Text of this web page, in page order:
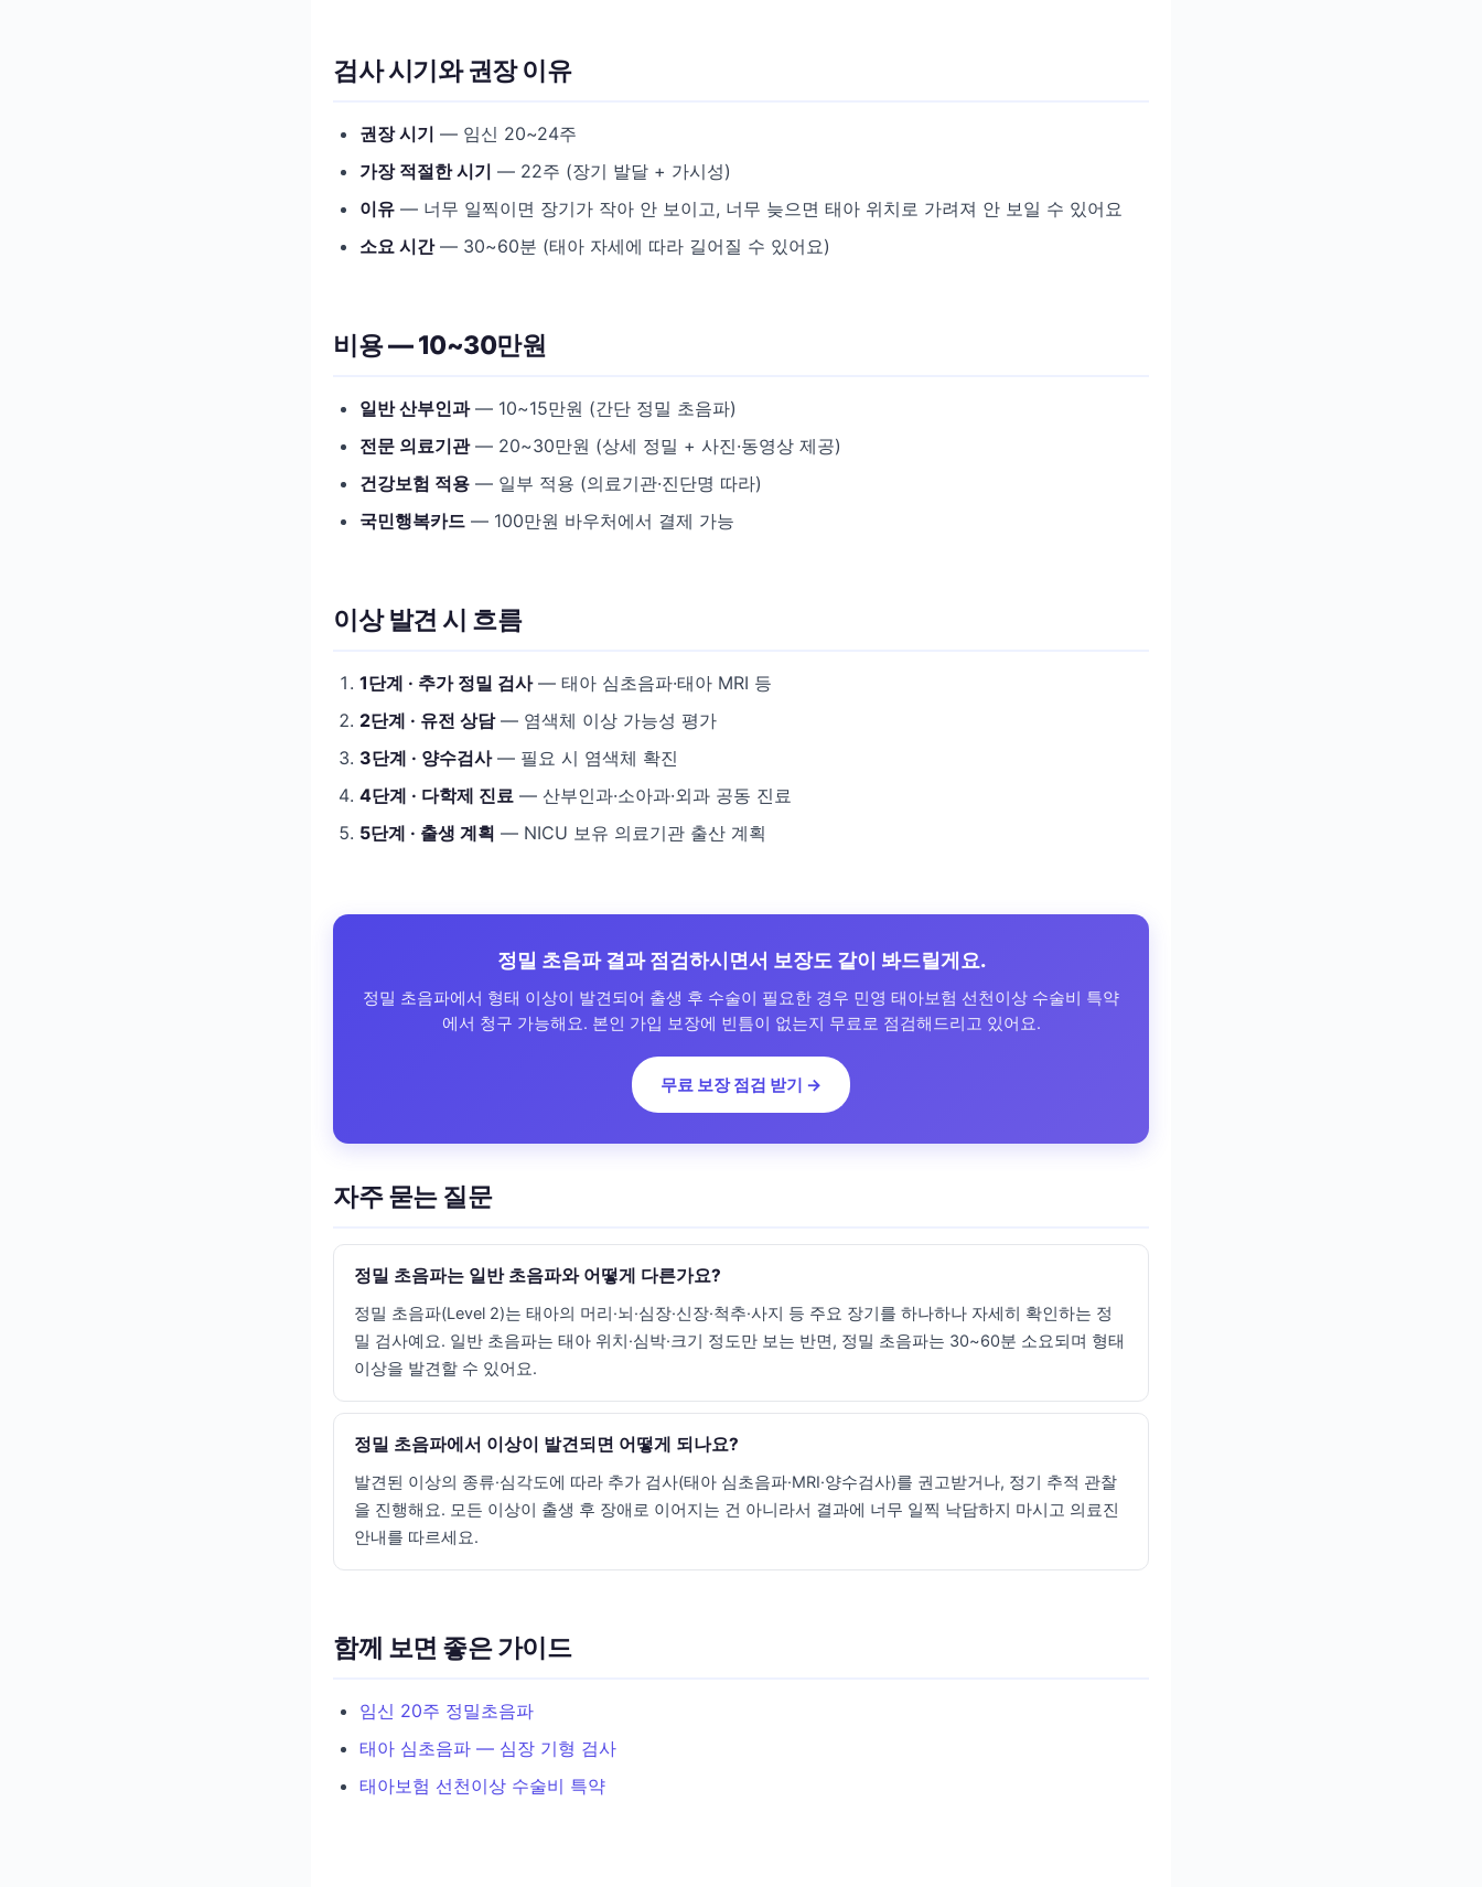
검사 시기와 권장 이유
권장 시기 — 임신 20~24주
가장 적절한 시기 — 22주 (장기 발달 + 가시성)
이유 — 너무 일찍이면 장기가 작아 안 보이고, 너무 늦으면 태아 위치로 가려져 안 보일 수 있어요
소요 시간— 30~60분 (태아 자세에 따라 길어질 수 있어요)
비용 — 10~30만원
일반 산부인과— 10~15만원 (간단 정밀 초음파)
전문 의료기관— 20~30만원 (상세 정밀 + 사진·동영상 제공)
건강보험 적용 — 일부 적용 (의료기관·진단명 따라)
국민행복카드 — 100만원 바우처에서 결제 가능
이상 발견 시 흐름
1단계 · 추가 정밀 검사— 태아 심초음파·태아 MRI 등
2단계 · 유전 상담— 염색체 이상 가능성 평가
3단계 · 양수검사— 필요 시 염색체 확진
4단계 · 다학제 진료 — 산부인과·소아과·외과 공동 진료
5단계 · 출생 계획 — NICU 보유 의료기관 출산 계획
정밀 초음파 결과 점검하시면서 보장도 같이 봐드릴게요.
정밀 초음파에서 형태 이상이 발견되어 출생 후 수술이 필요한 경우 민영 태아보험 선천이상 수술비 특약
에서 청구 가능해요. 본인 가입 보장에 빈틈이 없는지 무료로 점검해드리고 있어요.
무료 보장 점검 받기 →
자주 묻는 질문
정밀 초음파는 일반 초음파와 어떻게 다른가요?
정밀 초음파(Level 2)는 태아의 머리·뇌·심장·신장·척추·사지 등 주요 장기를 하나하나 자세히 확인하는 정
밀 검사예요. 일반 초음파는 태아 위치·심박·크기 정도만 보는 반면, 정밀 초음파는 30~60분 소요되며 형태
이상을 발견할 수 있어요.
정밀 초음파에서 이상이 발견되면 어떻게 되나요?
발견된 이상의 종류·심각도에 따라 추가 검사(태아 심초음파·MRI·양수검사)를 권고받거나, 정기 추적 관찰
을 진행해요. 모든 이상이 출생 후 장애로 이어지는 건 아니라서 결과에 너무 일찍 낙담하지 마시고 의료진
안내를 따르세요.
함께 보면 좋은 가이드
임신 20주 정밀초음파
태아 심초음파 — 심장 기형 검사
태아보험 선천이상 수술비 특약